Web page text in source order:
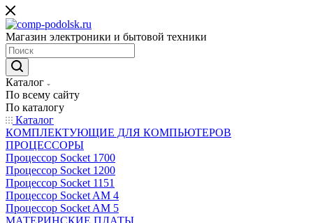
Магазин электроники и бытовой техники
Каталог
По всему сайту
По каталогу
Каталог
КОМПЛЕКТУЮЩИЕ ДЛЯ КОМПЬЮТЕРОВ
ПРОЦЕССОРЫ
Процессор Socket 1700
Процессор Socket 1200
Процессор Socket 1151
Процессор Socket AM 4
Процессор Socket AM 5
МАТЕРИНСКИЕ ПЛАТЫ